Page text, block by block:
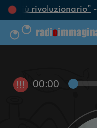
più rivoluzionario”-
!!! 00:00